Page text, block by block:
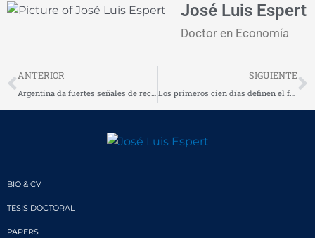
José Luis Espert
Doctor en Economía
Prev
ANTERIOR SIGUIENTE
Los primeros cien días definen el futuro
BIO & CV
TESIS DOCTORAL
PAPERS